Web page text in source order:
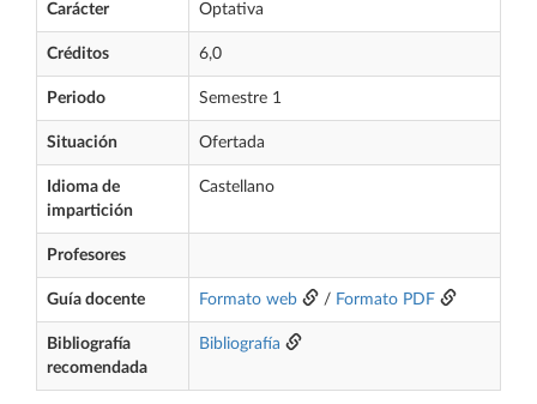
Carácter Optativa
Créditos 6,0
Periodo Semestre 1
Situación Ofertada
Idioma de
impartición
Castellano
Profesores
Guía docente Formato web / Formato PDF
Bibliografía
recomendada
Bibliografía